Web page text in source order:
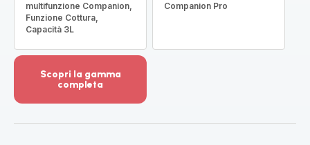
multifunzione Companion,
Funzione Cottura,
Capacità 3L
Companion Pro
Scopri la gamma
completa
dettagli